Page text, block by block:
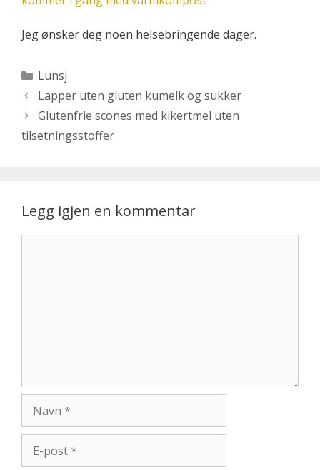
Jeg ønsker deg noen helsebringende dager.
Kategorier
Lunsj
Lapper uten gluten kumelk og sukker
Glutenfrie scones med kikertmel uten
tilsetningsstoffer
Legg igjen en kommentar
post